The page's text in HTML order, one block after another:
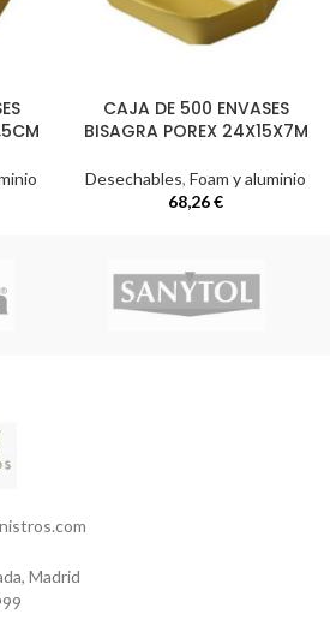
CAJA DE 500 ENVASES
BISAGRA POREX 24X15X7M
Desechables, Foam y aluminio
68,26€
Madrid